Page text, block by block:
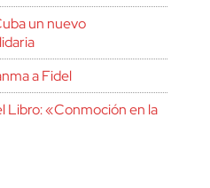
un nuevo
a Fidel
Libro: «Conmoción en la